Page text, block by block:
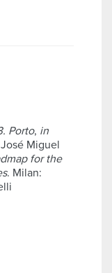
Porto, in
Miguel
for the
. Milan: